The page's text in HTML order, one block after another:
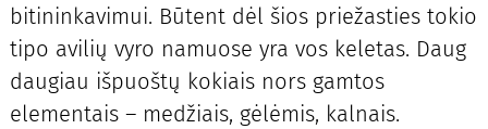
bitininkavimui. Būtent dėl šios priežasties tokio
tipo avilių vyro namuose yra vos keletas. Daug
daugiau išpuoštų kokiais nors gamtos
elementais – medžiais, gėlėmis, kalnais.